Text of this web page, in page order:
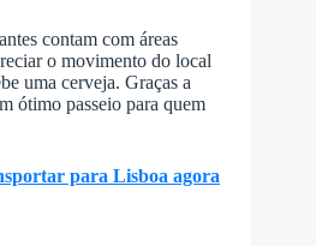
contam com áreas
o movimento do local
uma cerveja. Graças a
ótimo passeio para quem
para Lisboa agora